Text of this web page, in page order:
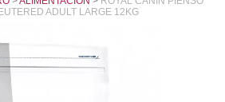
ADULT LARGE 12KG